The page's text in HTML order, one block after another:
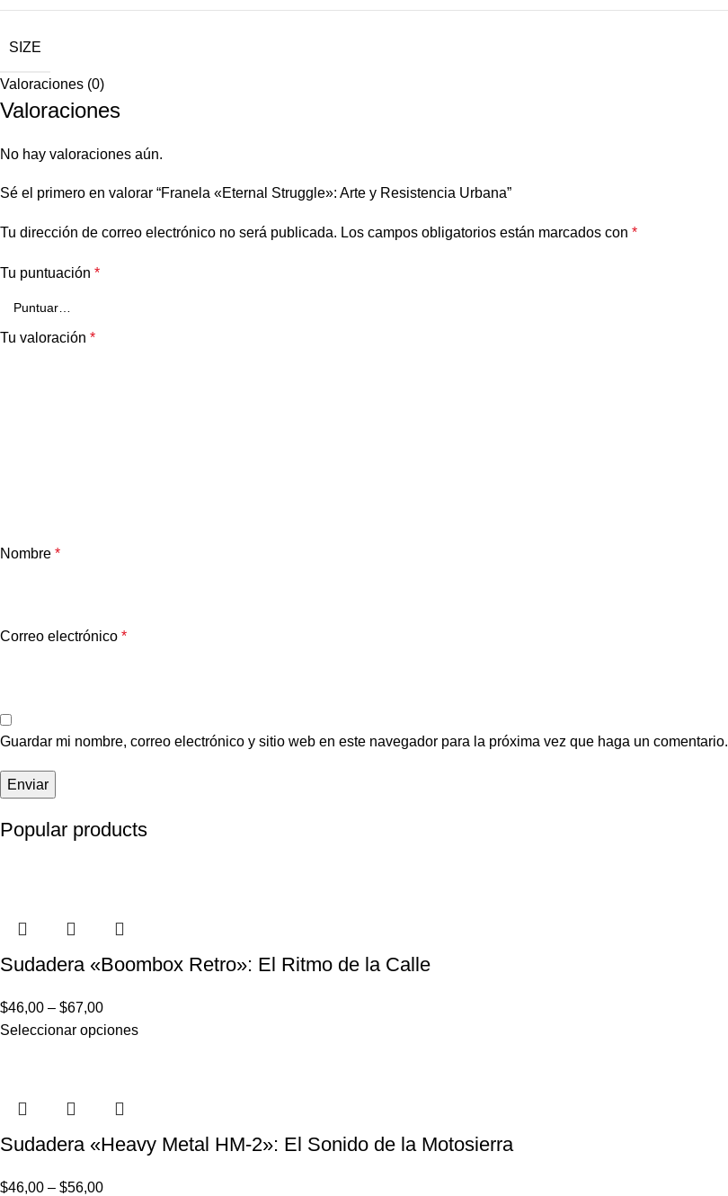
SIZE
Valoraciones (0)
Valoraciones
No hay valoraciones aún.
Sé el primero en valorar “Franela «Eternal Struggle»: Arte y Resistencia Urbana”
Tu dirección de correo electrónico no será publicada. Los campos obligatorios están marcados con *
Tu puntuación *
Tu valoración *
Nombre *
Correo electrónico *
Guardar mi nombre, correo electrónico y sitio web en este navegador para la próxima vez que haga un comentario.
Popular products
Sudadera «Boombox Retro»: El Ritmo de la Calle
$46,00 – $67,00
Seleccionar opciones
Sudadera «Heavy Metal HM-2»: El Sonido de la Motosierra
$46,00 – $56,00